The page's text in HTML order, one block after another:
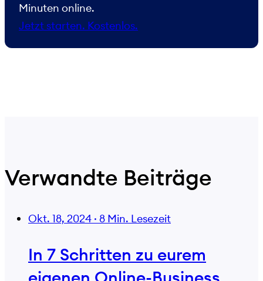
Minuten online.
Jetzt starten. Kostenlos.
Verwandte Beiträge
Okt. 18, 2024 · 8 Min. Lesezeit
In 7 Schritten zu eurem